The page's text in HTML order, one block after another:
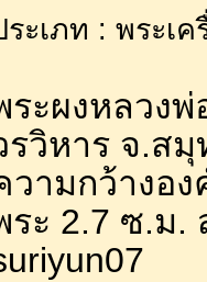
ระเภท : พระเ
ระผงหลวง
รวิหาร จ.ส
วามกว้างอ
ระ 2.7 ซ.ม.